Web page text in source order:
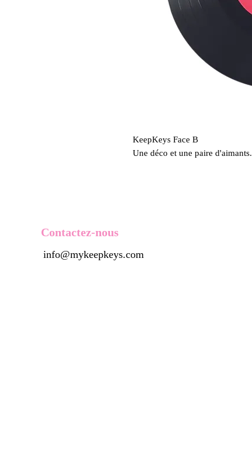
KeepKeys Face B
Une déco et une paire d'aimants.
Contactez-nous
info@mykeepkeys.com